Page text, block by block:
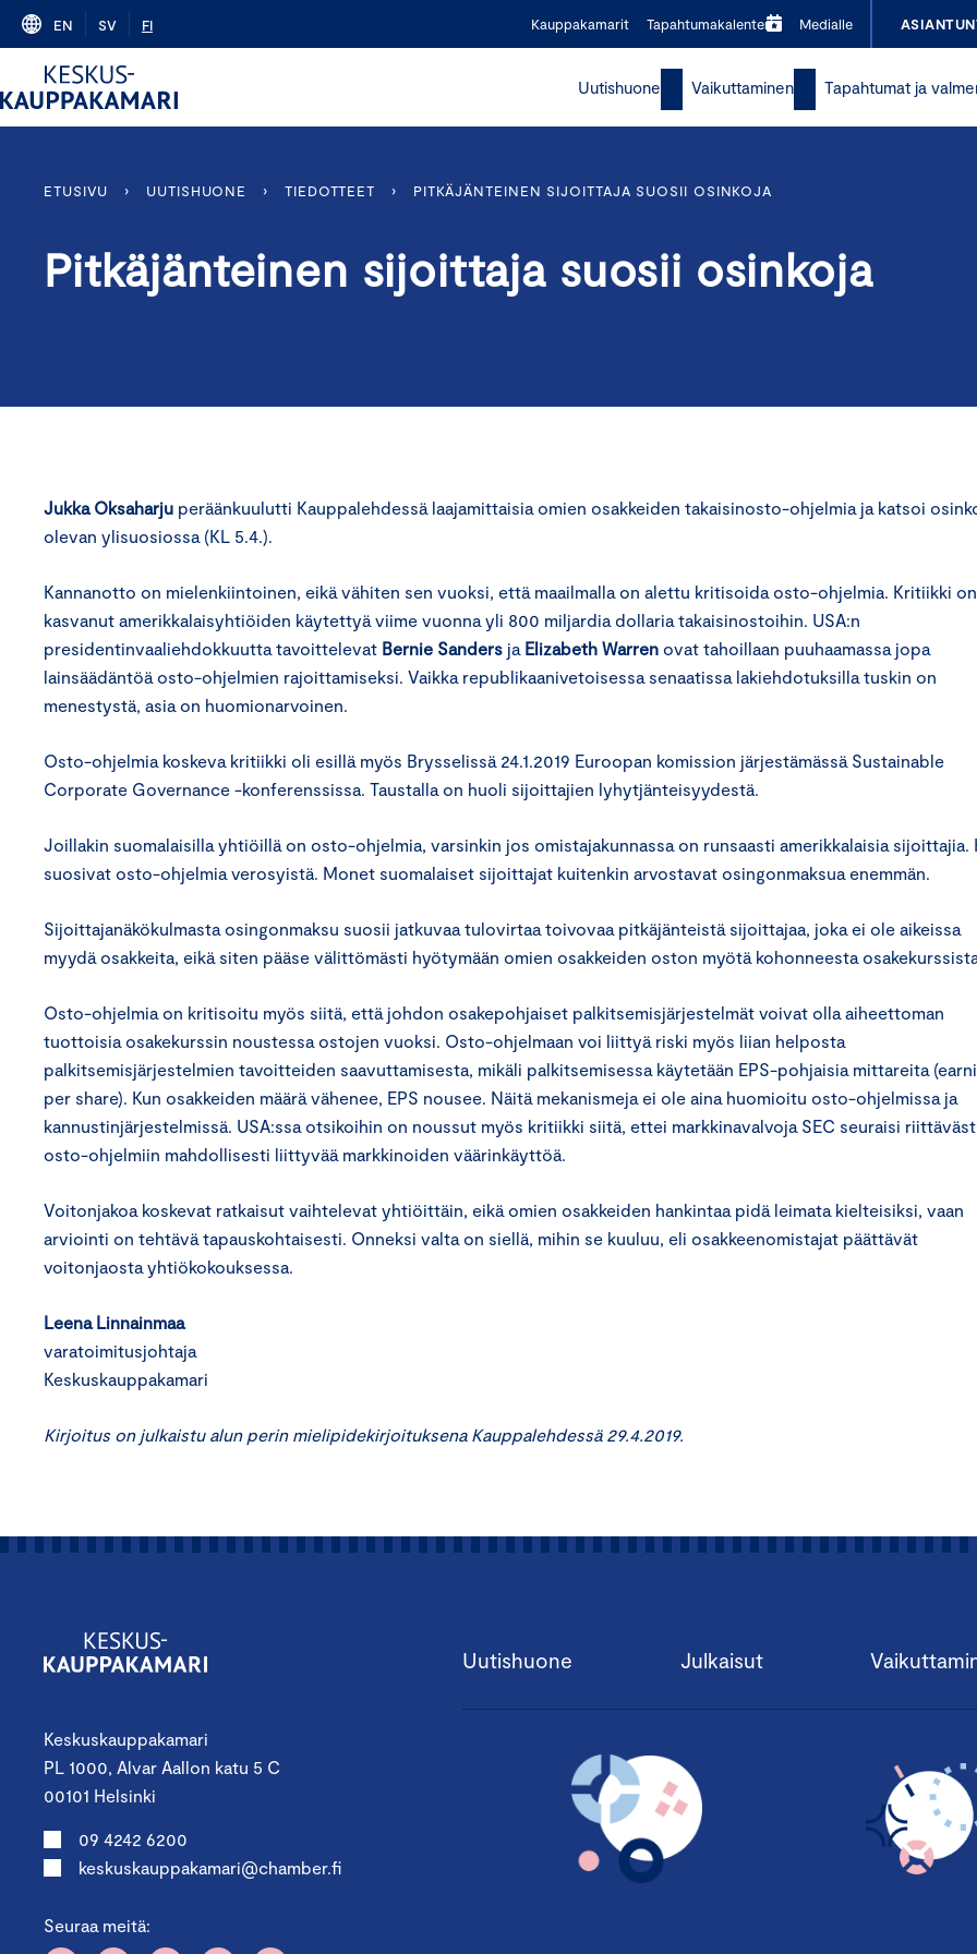
Skip
content
EN SV FI Kauppakamarit Tapahtumakalenteri Medialle
Uutishuone Vaikuttaminen Tapahtumat ja
ETUSIVU › UUTISHUONE › TIEDOTTEET › PITKÄJÄNTEINEN SIJOITTAJA SUOSII OSINKOJA
Pitkäjänteinen sijoittaja suosii osinkoja
Jukka Oksaharju peräänkuulutti Kauppalehdessä laajamittaisia omien osakkeiden takaisinosto-ohjelmia ja katsoi
olevan ylisuosiossa (KL 5.4.).
Kannanotto on mielenkiintoinen, eikä vähiten sen vuoksi, että maailmalla on alettu kritisoida osto-ohjelmia. Kritiikki on
kasvanut amerikkalaisyhtiöiden käytettyä viime vuonna yli 800 miljardia dollaria takaisinostoihin. USA:n
presidentinvaaliehdokkuutta tavoittelevat Bernie Sanders ja Elizabeth Warren ovat tahoillaan puuhaamassa jopa
lainsäädäntöä osto-ohjelmien rajoittamiseksi. Vaikka republikaanivetoisessa senaatissa lakiehdotuksilla tuskin on
menestystä, asia on huomionarvoinen.
Osto-ohjelmia koskeva kritiikki oli esillä myös Brysselissä 24.1.2019 Euroopan komission järjestämässä Sustainable
Corporate Governance -konferenssissa. Taustalla on huoli sijoittajien lyhytjänteisyydestä.
Joillakin suomalaisilla yhtiöillä on osto-ohjelmia, varsinkin jos omistajakunnassa on runsaasti amerikkalaisia sijoittajia.
suosivat osto-ohjelmia verosyistä. Monet suomalaiset sijoittajat kuitenkin arvostavat osingonmaksua enemmän.
Sijoittajanäkökulmasta osingonmaksu suosii jatkuvaa tulovirtaa toivovaa pitkäjänteistä sijoittajaa, joka ei ole aikeissa
myydä osakkeita, eikä siten pääse välittömästi hyötymään omien osakkeiden oston myötä kohonneesta
Osto-ohjelmia on kritisoitu myös siitä, että johdon osakepohjaiset palkitsemisjärjestelmät voivat olla aiheettoman
tuottoisia osakekurssin noustessa ostojen vuoksi. Osto-ohjelmaan voi liittyä riski myös liian helposta
palkitsemisjärjestelmien tavoitteiden saavuttamisesta, mikäli palkitsemisessa käytetään EPS-pohjaisia mittareita
per share). Kun osakkeiden määrä vähenee, EPS nousee. Näitä mekanismeja ei ole aina huomioitu osto-ohjelmissa ja
kannustinjärjestelmissä. USA:ssa otsikoihin on noussut myös kritiikki siitä, ettei markkinavalvoja SEC seuraisi
osto-ohjelmiin mahdollisesti liittyvää markkinoiden väärinkäyttöä.
Voitonjakoa koskevat ratkaisut vaihtelevat yhtiöittäin, eikä omien osakkeiden hankintaa pidä leimata kielteisiksi, vaan
arviointi on tehtävä tapauskohtaisesti. Onneksi valta on siellä, mihin se kuuluu, eli osakkeenomistajat päättävät
voitonjaosta yhtiökokouksessa.
Leena Linnainmaa
varatoimitusjohtaja
Keskuskauppakamari
Kirjoitus on julkaistu alun perin mielipidekirjoituksena Kauppalehdessä 29.4.2019.
Keskuskauppakamari
PL 1000, Alvar Aallon katu 5 C
00101 Helsinki
09 4242 6200
keskuskauppakamari@chamber.fi
Seuraa meitä:
Uutishuone Julkaisut